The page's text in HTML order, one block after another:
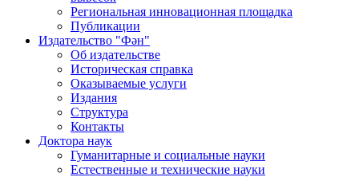
Региональная инновационная площадка
Публикации
Издательство "Фән"
Об издательстве
Историческая справка
Оказываемые услуги
Издания
Структура
Контакты
Доктора наук
Гуманитарные и социальные науки
Естественные и технические науки